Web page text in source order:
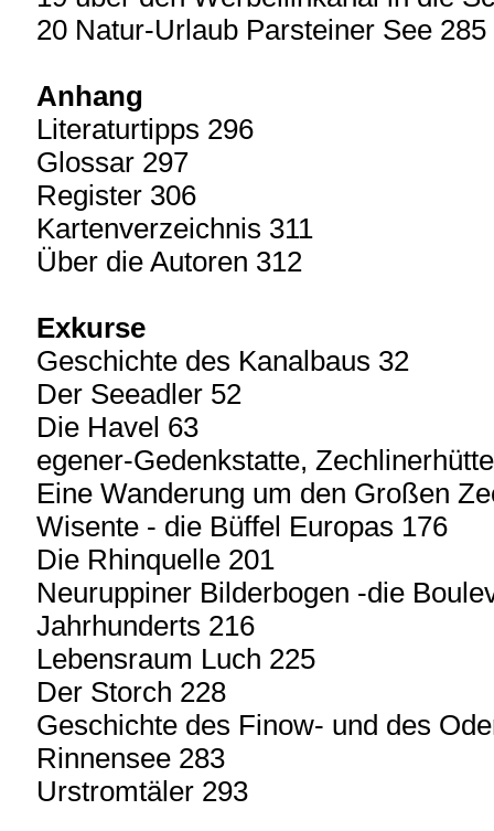
20 Natur-Urlaub Parsteiner See 285
Anhang
Literaturtipps 296
Glossar 297
Register 306
Kartenverzeichnis 311
Über die Autoren 312
Exkurse
Geschichte des Kanalbaus 32
Der Seeadler 52
Die Havel 63
egener-Gedenkstatte,
Eine Wanderung um den Großen
Wisente - die Büffel Europas 176
Die Rhinquelle 201
Neuruppiner Bilderbogen -die
Jahrhunderts 216
Lebensraum Luch 225
Der Storch 228
Geschichte des Finow- und des
Rinnensee 283
Urstromtäler 293